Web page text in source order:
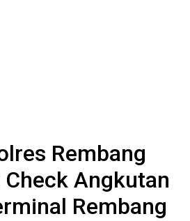
Rembang
Check Angkutan
Rembang